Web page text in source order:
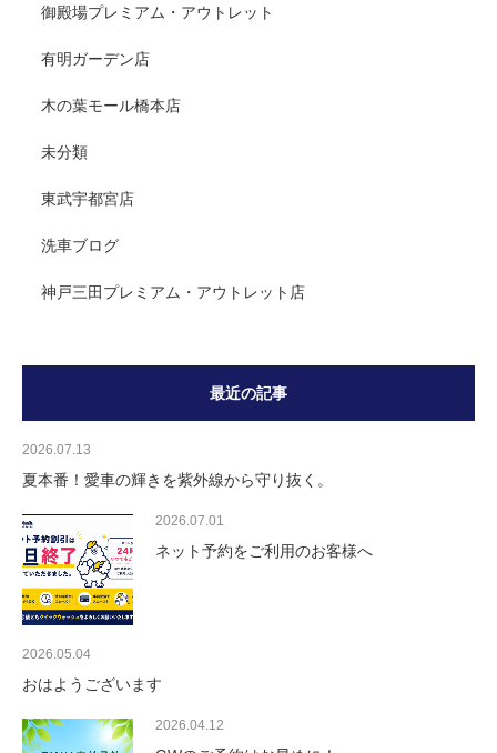
御殿場プレミアム・アウトレット
有明ガーデン店
木の葉モール橋本店
未分類
東武宇都宮店
洗車ブログ
神戸三田プレミアム・アウトレット店
最近の記事
2026.07.13
夏本番！愛車の輝きを紫外線から守り抜く。
2026.07.01
ネット予約をご利用のお客様へ
2026.05.04
おはようございます
2026.04.12